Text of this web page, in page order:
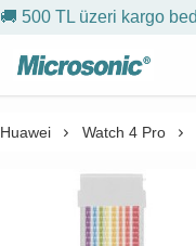
🚚 500 TL üzeri kargo
Huawei Watch 4 Pro